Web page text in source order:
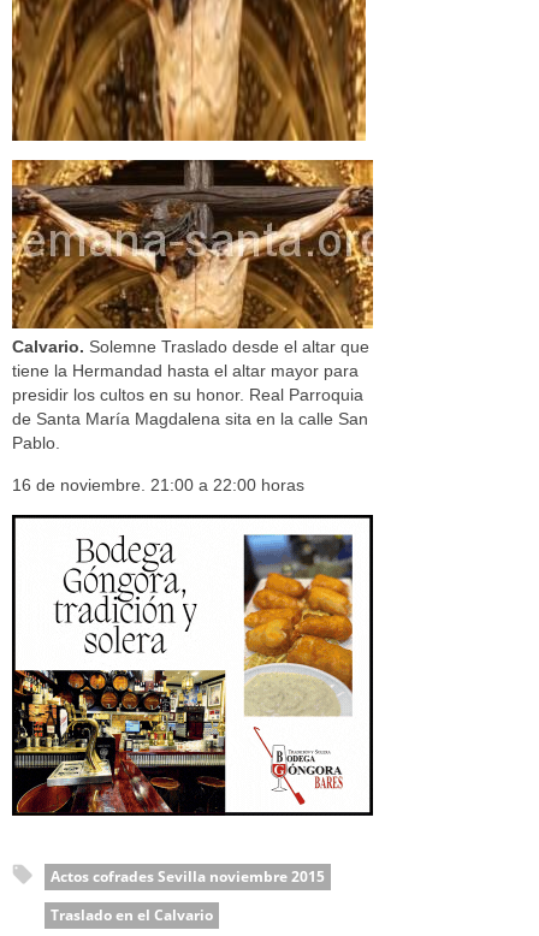
Calvario. Solemne Traslado desde el altar que
tiene la Hermandad hasta el altar mayor para
presidir los cultos en su honor. Real Parroquia
de Santa María Magdalena sita en la calle San
Pablo.
16 de noviembre. 21:00 a 22:00 horas
Actos cofrades Sevilla noviembre 2015
Traslado en el Calvario